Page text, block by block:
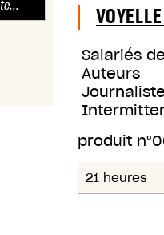
Salariés
Auteurs
produit n°
21 heures